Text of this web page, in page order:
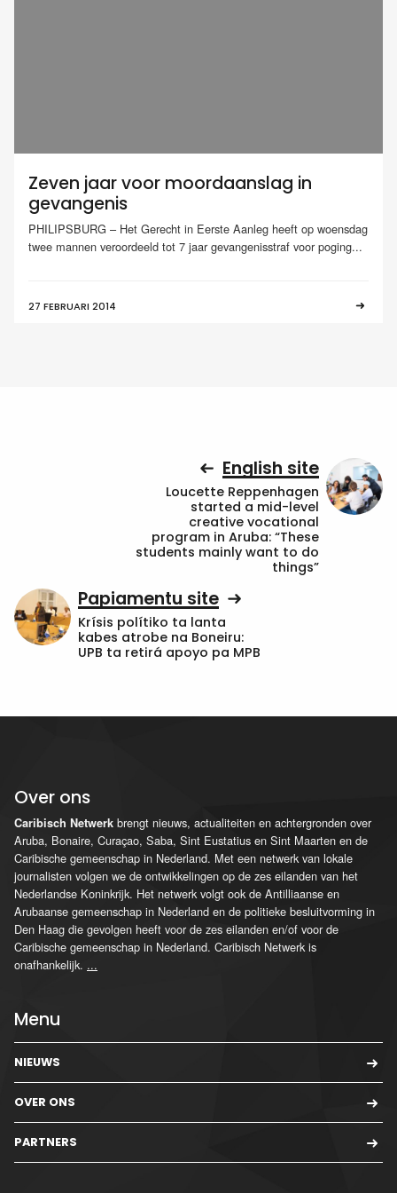
Zeven jaar voor moordaanslag in
gevangenis
PHILIPSBURG – Het Gerecht in Eerste Aanleg heeft op woensdag
twee mannen veroordeeld tot 7 jaar gevangenisstraf voor poging...
27 FEBRUARI 2014
English site
Loucette Reppenhagen
started a mid-level
creative vocational
program in Aruba: “These
students mainly want to do
things”
Papiamentu site
Krísis polítiko ta lanta
kabes atrobe na Boneiru:
UPB ta retirá apoyo pa MPB
Over ons
Caribisch Netwerk brengt nieuws, actualiteiten en achtergronden over
Aruba, Bonaire, Curaçao, Saba, Sint Eustatius en Sint Maarten en de
Caribische gemeenschap in Nederland. Met een netwerk van lokale
journalisten volgen we de ontwikkelingen op de zes eilanden van het
Nederlandse Koninkrijk. Het netwerk volgt ook de Antilliaanse en
Arubaanse gemeenschap in Nederland en de politieke besluitvorming in
Den Haag die gevolgen heeft voor de zes eilanden en/of voor de
Caribische gemeenschap in Nederland. Caribisch Netwerk is
onafhankelijk. ...
Menu
NIEUWS
OVER ONS
PARTNERS